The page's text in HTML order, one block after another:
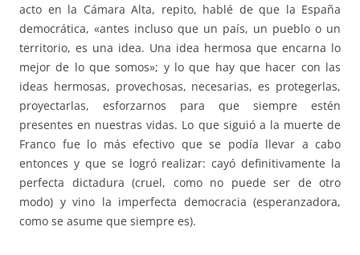
acto en la Cámara Alta, repito, hablé de que la España
democrática, «antes incluso que un país, un pueblo o un
territorio, es una idea. Una idea hermosa que encarna lo
mejor de lo que somos»; y lo que hay que hacer con las
ideas hermosas, provechosas, necesarias, es protegerlas,
proyectarlas, esforzarnos para que siempre estén
presentes en nuestras vidas. Lo que siguió a la muerte de
Franco fue lo más efectivo que se podía llevar a cabo
entonces y que se logró realizar: cayó definitivamente la
perfecta dictadura (cruel, como no puede ser de otro
modo) y vino la imperfecta democracia (esperanzadora,
como se asume que siempre es).